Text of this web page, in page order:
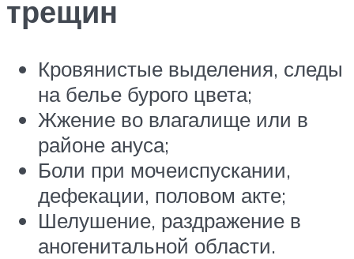
трещин
Кровянистые выделения, следы
на белье бурого цвета;
Жжение во влагалище или в
районе ануса;
Боли при мочеиспускании,
дефекации, половом акте;
Шелушение, раздражение в
аногенитальной области.